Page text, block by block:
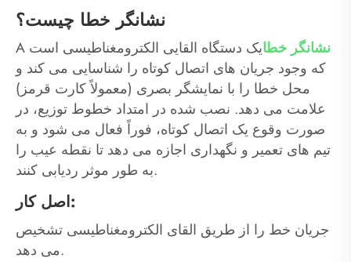
نشانگر خطا چیست؟
A نشانگر خطایک دستگاه القایی الکترومغناطیسی است
که وجود جریان های اتصال کوتاه را شناسایی می کند و
محل خطا را با نمایشگر بصری (معمولاً کارت قرمز)
علامت می دهد. نصب شده در امتداد خطوط توزیع، در
صورت وقوع یک اتصال کوتاه، فوراً فعال می شود و به
تیم های تعمیر و نگهداری اجازه می دهد تا نقطه عیب را
به طور موثر ردیابی کنند.
اصل کار:
جریان خط را از طریق القای الکترومغناطیسی تشخیص
می دهد.